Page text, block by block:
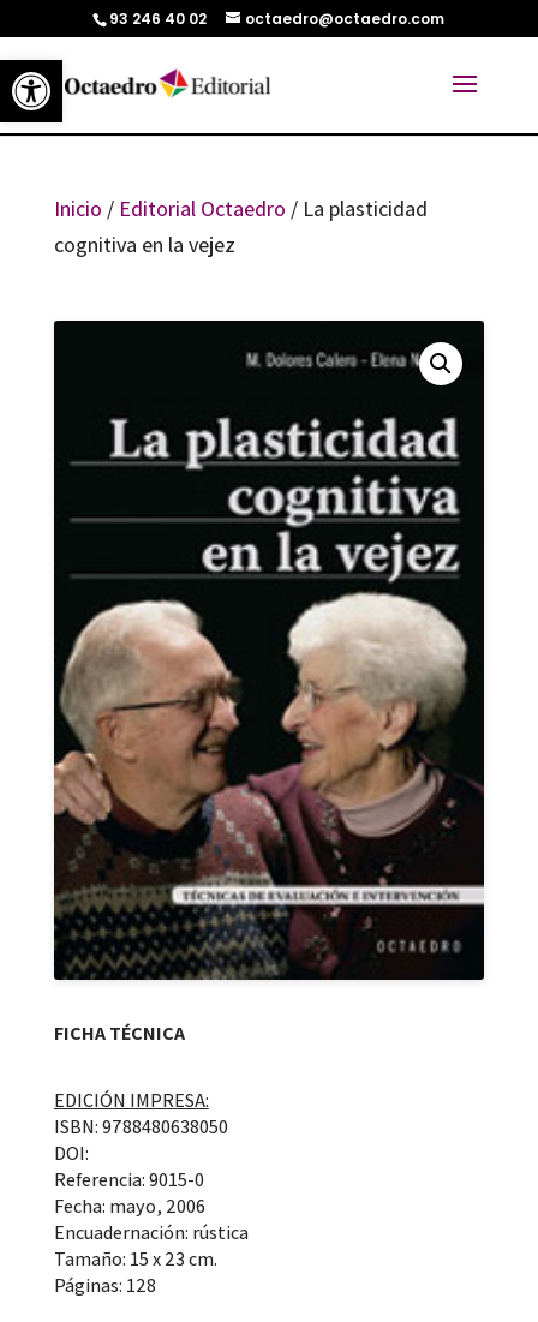
Abrir barra de herramientas
93 246 40 02 octaedro@octaedro.com
Inicio / Editorial Octaedro / La plasticidad
cognitiva en la vejez
FICHA TÉCNICA
EDICIÓN IMPRESA:
ISBN: 9788480638050
DOI:
Referencia: 9015-0
Fecha: mayo, 2006
Encuadernación: rústica
Tamaño: 15 x 23 cm.
Páginas: 128